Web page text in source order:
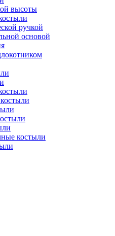
высоты
ручкой
основой
костыли